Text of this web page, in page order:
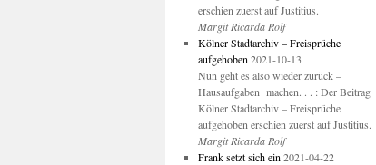
erschien zuerst auf Justitius.
Margit Ricarda Rolf
Kölner Stadtarchiv – Freisprüche
aufgehoben 2021-10-13
Nun geht es also wieder zurück –
Hausaufgaben machen. . . : Der Beitrag
Kölner Stadtarchiv – Freisprüche
aufgehoben erschien zuerst auf Justitius.
Margit Ricarda Rolf
Frank setzt sich ein 2021-04-22